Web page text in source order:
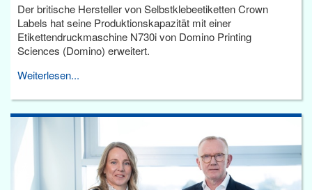
Der britische Hersteller von Selbstklebeetiketten Crown
Labels hat seine Produktionskapazität mit einer
Etikettendruckmaschine N730i von Domino Printing
Sciences (Domino) erweitert.
Weiterlesen...